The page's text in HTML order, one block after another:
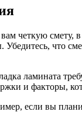
четкую смету,
что
ламината
и факторы,
если вы